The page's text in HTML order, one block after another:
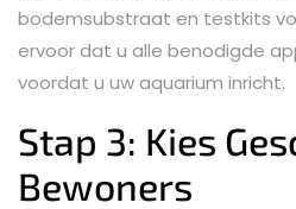
bodemsubstraat en testkits
ervoor dat u alle benodigde
voordat u uw aquarium inricht.
Stap 3: Kies
Bewoners